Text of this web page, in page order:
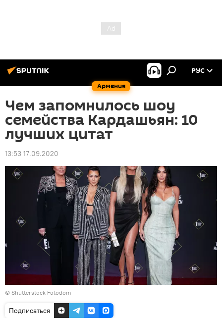
Армения
РУС
Чем запомнилось шоу
семейства Кардашьян: 10
лучших цитат
13:53 17.09.2020
© Shutterstock Fotodom
Подписаться